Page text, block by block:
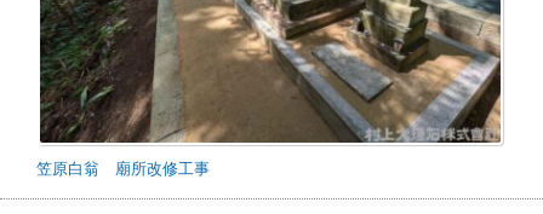
笠原白翁 廟所改修工事